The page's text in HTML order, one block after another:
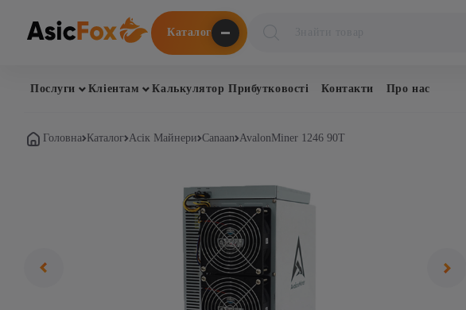
Каталог
товаров
Послуги Кліентам Калькулятор Прибутковості Контакти Про нас
Головна Каталог Асік Майнери Canaan AvalonMiner 1246 90T